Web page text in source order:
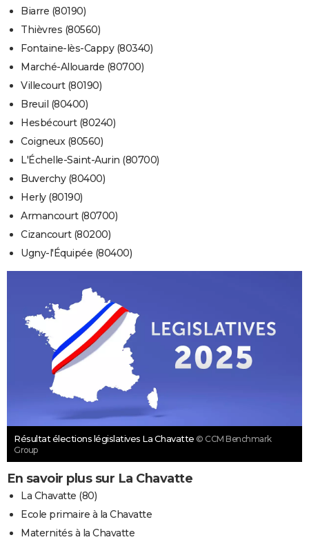
Biarre (80190)
Thièvres (80560)
Fontaine-lès-Cappy (80340)
Marché-Allouarde (80700)
Villecourt (80190)
Breuil (80400)
Hesbécourt (80240)
Coigneux (80560)
L'Échelle-Saint-Aurin (80700)
Buverchy (80400)
Herly (80190)
Armancourt (80700)
Cizancourt (80200)
Ugny-l'Équipée (80400)
Résultat élections législatives La Chavatte © CCM Benchmark
Group
En savoir plus sur La Chavatte
La Chavatte (80)
Ecole primaire à la Chavatte
Maternités à la Chavatte